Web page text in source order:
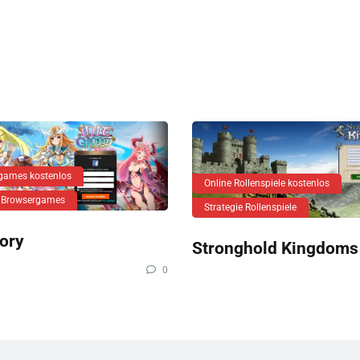
kostenlos
0
Online Rollenspiele kostenlos
Strategie Rollenspiele
Stronghold Kingdoms